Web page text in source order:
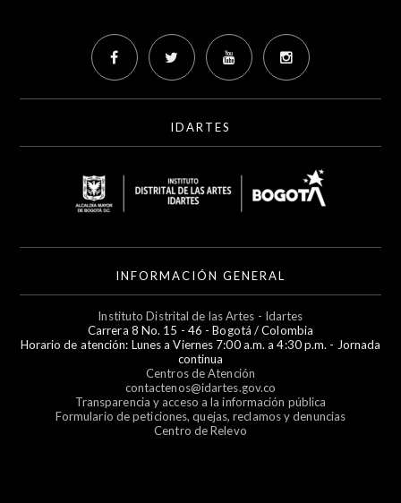
IDARTES
INFORMACIÓN GENERAL
Instituto Distrital de las Artes - Idartes
Carrera 8 No. 15 - 46 - Bogotá / Colombia
Horario de atención: Lunes a Viernes 7:00 a.m. a 4:30 p.m. - Jornada
continua
Centros de Atención
contactenos@idartes.gov.co
Transparencia y acceso a la información pública
Formulario de peticiones, quejas, reclamos y denuncias
Centro de Relevo